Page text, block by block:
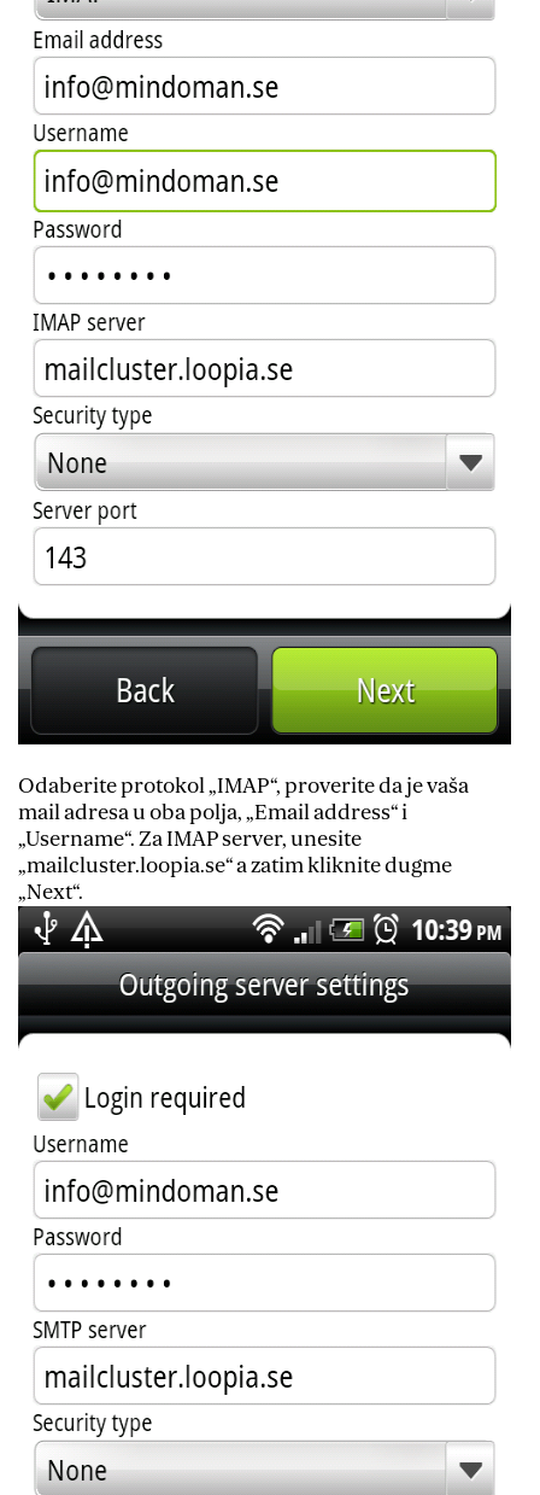
Odaberite protokol „IMAP“, proverite da je vaša
mail adresa u oba polja, „Email address“ i
„Username“. Za IMAP server, unesite
„mailcluster.loopia.se“ a zatim kliknite dugme
„Next“.